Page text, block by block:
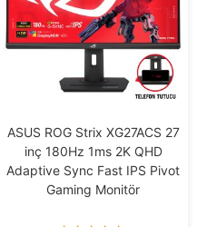
ASUS ROG Strix XG27ACS 27
inç 180Hz 1ms 2K QHD
Adaptive Sync Fast IPS Pivot
Gaming Monitör